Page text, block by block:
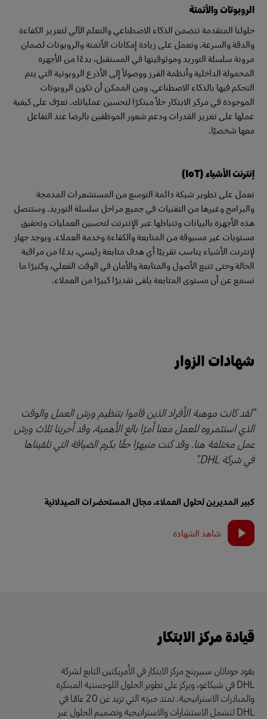
الروبوتات والأتمتة
حلولنا المتقدمة تتضمن الذكاء الاصطناعي والتعلم الآلي لتعزيز الكفاءة
والدقة والسرعة. ونعمل على زيادة إمكانات الأتمتة والروبوتات لضمان
مرونة سلسلة التوريد وموثوقيتها في المستقبل، بدءًا من الأجهزة
المحمولة الداخلية وأنظمة الفرز ووصولاً إلى الأذرع الروبوتية التي يتم
التحكم فيها بالذكاء الاصطناعي. ومن الممكن أن تكون الروبوتات
الموجودة في مركز الابتكار حلاً مبتكرًا لتحسين عملياتك. تعرّف على كيفية
عملها على تعزيز القدرات ودعم شعور الموظفين بالرضا عند التفاعل
معها شخصيًا.
إنترنت الأشياء (IoT)
نعمل على تطوير شبكة دائمة التوسع من المستشعرات المدمجة
والبرامج وغيرها من التقنيات في جميع مراحل سلسلة التوريد. وستتصل
هذه الأجهزة بالبيانات وتتبادلها عبر الإنترنت لتحسين العمليات وتحقيق
مستويات غير مسبوقة من المتابعة والكفاءة وخدمة العملاء. ويوجد جهاز
لإنترنت الأشياء يناسب تقريبًا أي هدف متابعة رئيسي، بدءًا من مراقبة
الحالة وحتى تتبع الأصول والمتابعة والأمان في الوقت الفعلي، وكثيرًا ما
نسمع عن أن مستوى المتابعة يلقى تقديرًا كبيرًا من العملاء.
شهادات الزوار
"لقد كانت موهبة الأفراد الذين قاموا بتنظيم ورش العمل والوقت
الذي استثمروه للعمل معنا أمرًا بالغ الأهمية، وقد أجرينا ثلاث ورش
عمل مختلفة هنا. وقد كنت منبهرًا حقًا بكرم الضيافة التي تلقيناها
في شركة DHL."
كبير المديرين لحلول العملاء، مجال المستحضرات الصيدلانية
شاهد الشهادة
قيادة مركز الابتكار
يقود جوناثان سبيرينج مركز الابتكار في الأمريكتين التابع لشركة
DHL في شيكاغو، ويركز على تطوير الحلول اللوجستية المبتكرة
والمبادرات الاستراتيجية. تمتد خبرته التي تزيد عن 20 عامًا في
DHL لتشمل الاستشارات والاستراتيجية وتصميم الحلول عبر